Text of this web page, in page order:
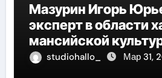
Мазурин Игорь
эксперт в области
мансийской
искусства,
studiohallo_ Мар 31,